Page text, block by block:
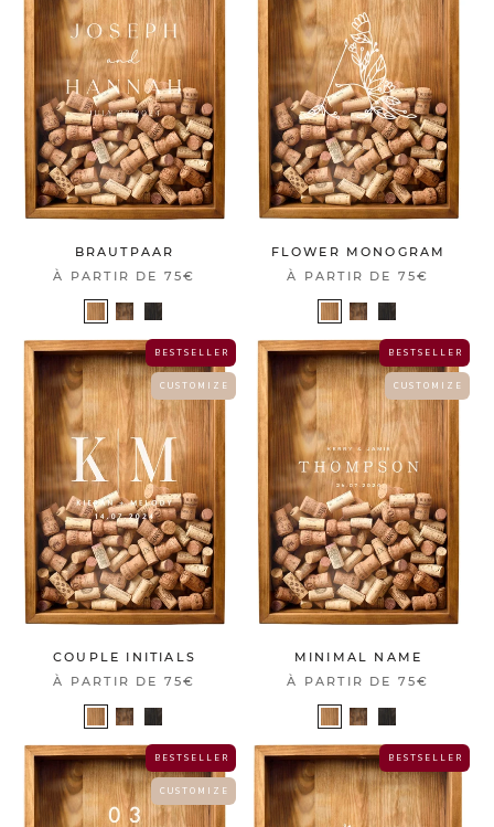
BRAUTPAAR
À PARTIR DE 75€
FLOWER MONOGRAM
À PARTIR DE 75€
C U S T O M I Z E
B E S T S E L L E R
COUPLE INITIALS
À PARTIR DE 75€
C U S T O M I Z E
B E S T S E L L E R
MINIMAL NAME
À PARTIR DE 75€
C U S T O M I Z E
B E S T S E L L E R B E S T S E L L E R